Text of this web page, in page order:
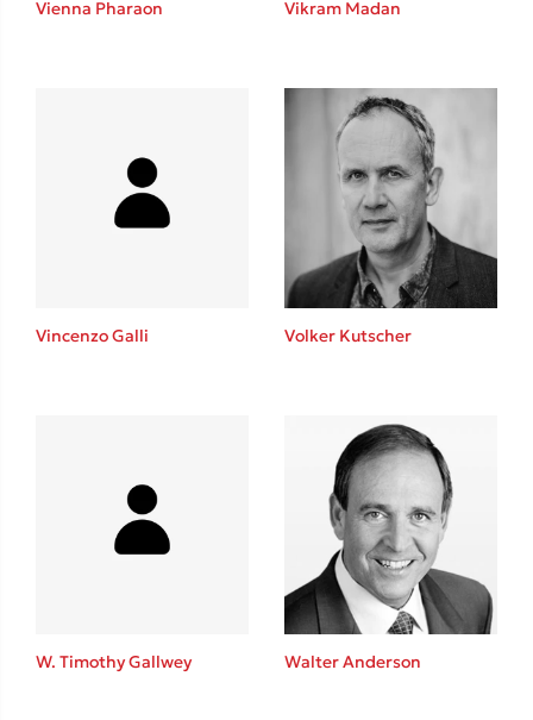
Playlist
Κώστας Κρομμύδας
Vienna Pharaon Vikram Madan
Vincenzo Galli Volker Kutscher
W. Timothy Gallwey Walter Anderson